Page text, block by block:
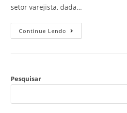
setor varejista, dada…
Continue Lendo
Pesquisar